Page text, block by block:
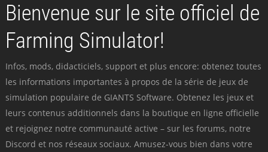
Bienvenue sur le site officiel de
Farming Simulator!
Infos, mods, didacticiels, support et plus encore: obtenez toutes
les informations importantes à propos de la série de jeux de
simulation populaire de GIANTS Software. Obtenez les jeux et
leurs contenus additionnels dans la boutique en ligne officielle
et rejoignez notre communauté active – sur les forums, notre
Discord et nos réseaux sociaux. Amusez-vous bien dans votre